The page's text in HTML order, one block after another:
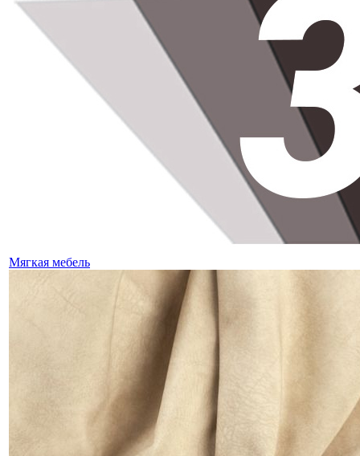
Мягкая мебель